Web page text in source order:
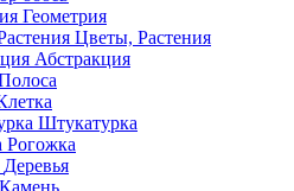
Геометрия
Цветы, Растения
Абстракция
Штукатурка
Рогожка
Деревья
Камень